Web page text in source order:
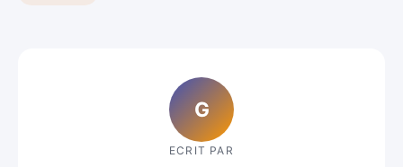
G
ECRIT PAR